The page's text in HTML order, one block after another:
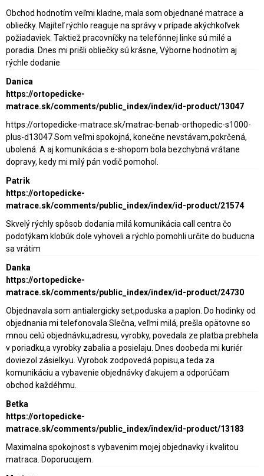
Obchod hodnotím veľmi kladne, mala som objednané matrace a
obliečky. Majiteľ rýchlo reaguje na správy v prípade akýchkoľvek
požiadaviek. Taktiež pracovníčky na telefónnej linke sú milé a
poradia. Dnes mi prišli obliečky sú krásne, Výborne hodnotím aj
rýchle dodanie
Danica
https://ortopedicke-
matrace.sk/comments/public_index/index/id-product/13047
https://ortopedicke-matrace.sk/matrac-benab-orthopedic-s1000-
plus-d13047 Som veľmi spokojná, konečne nevstávam,pokrčená,
ubolená. A aj komunikácia s e-shopom bola bezchybná vrátane
dopravy, kedy mi milý pán vodič pomohol.
Patrik
https://ortopedicke-
matrace.sk/comments/public_index/index/id-product/21574
Skvelý rýchly spôsob dodania milá komunikácia call centra čo
podotýkam klobúk dole vyhoveli a rýchlo pomohli určite do buducna
sa vrátim
Danka
https://ortopedicke-
matrace.sk/comments/public_index/index/id-product/24730
Objednavala som antialergicky set,poduska a paplon. Do hodinky od
objednania mi telefonovala Slečna, veľmi milá, prešla opätovne so
mnou celú objednávku,adresu, vyrobky, povedala ze platba prebhela
v poriadku,a vyrobky zabalia a posielaju. Dnes doobeda mi kuriér
doviezol zásielkyu. Vyrobok zodpovedá popisu,a teda za
komunikáciu a vybavenie objednávky ďakujem a odporúčam
obchod každéhmu.
Betka
https://ortopedicke-
matrace.sk/comments/public_index/index/id-product/13183
Maximalna spokojnost s vybavenim mojej objednavky i kvalitou
matraca. Doporucujem.